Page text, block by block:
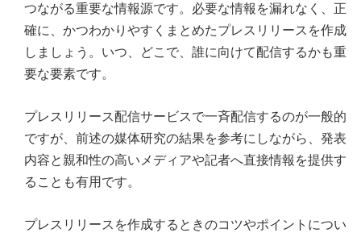
つながる重要な情報源です。必要な情報を漏れなく、正
確に、かつわかりやすくまとめたプレスリリースを作成
しましょう。いつ、どこで、誰に向けて配信するかも重
要な要素です。
プレスリリース配信サービスで一斉配信するのが一般的
ですが、前述の媒体研究の結果を参考にしながら、発表
内容と親和性の高いメディアや記者へ直接情報を提供す
ることも有用です。
プレスリリースを作成するときのコツやポイントについ